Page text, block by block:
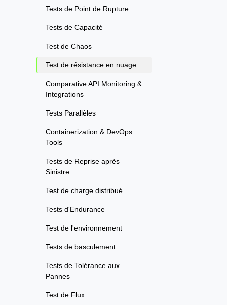
Tests de Point de Rupture
Tests de Capacité
Test de Chaos
Test de résistance en nuage
Comparative API Monitoring &
Integrations
Tests Parallèles
Containerization & DevOps
Tools
Tests de Reprise après
Sinistre
Test de charge distribué
Tests d'Endurance
Test de l'environnement
Tests de basculement
Tests de Tolérance aux
Pannes
Test de Flux